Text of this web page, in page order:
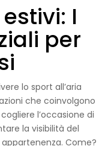
I
per
lo sport all’aria
che coinvolgono
l’occasione di
la visibilità del
Come?